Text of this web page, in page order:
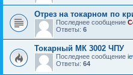
Отрез на токарном по
Последнее сообщение
Ответы: 6
Токарный МК 3002 ЧПУ
Последнее сообщение
Ответы: 64